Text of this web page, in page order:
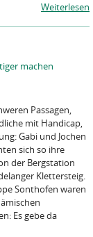
Weiterlesen
machen
Passagen,
mit Handicap,
Gabi und Jochen
sich so ihre
der Bergstation
Klettersteig.
Sonthofen waren
Es gebe da